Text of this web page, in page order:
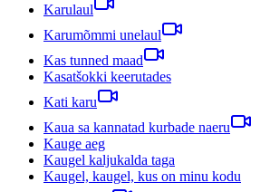
Karulaul
Karumõmmi unelaul
Kas tunned maad
Kasatšokki keerutades
Kati karu
Kaua sa kannatad kurbade naeru
Kauge aeg
Kaugel kaljukalda taga
Kaugel, kaugel, kus on minu kodu